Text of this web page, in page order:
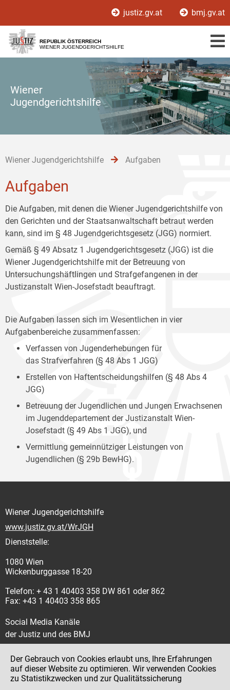
[1]
[2]
[3]
justiz.gv.at bmj.gv.at
REPUBLIK ÖSTERREICH
WIENER JUGENDGERICHTSHILFE
Wiener
Jugendgerichtshilfe
Wiener Jugendgerichtshilfe Aufgaben
Aufgaben
Die Aufgaben, mit denen die Wiener Jugendgerichtshilfe von
den Gerichten und der Staatsanwaltschaft betraut werden
kann, sind im § 48 Jugendgerichtsgesetz (JGG) normiert.
Gemäß § 49 Absatz 1 Jugendgerichtsgesetz (JGG) ist die
Wiener Jugendgerichtshilfe mit der Betreuung von
Untersuchungshäftlingen und Strafgefangenen in der
Justizanstalt Wien-Josefstadt beauftragt.
Die Aufgaben lassen sich im Wesentlichen in vier
Aufgabenbereiche zusammenfassen:
Verfassen von Jugenderhebungen für
das Strafverfahren (§ 48 Abs 1 JGG)
Erstellen von Haftentscheidungshilfen (§ 48 Abs 4
JGG)
Betreuung der Jugendlichen und Jungen Erwachsenen
im Jugenddepartement der Justizanstalt Wien-
Josefstadt (§ 49 Abs 1 JGG), und
Vermittlung gemeinnütziger Leistungen von
Jugendlichen (§ 29b BewHG).
Wiener Jugendgerichtshilfe
www.justiz.gv.at/WrJGH
Dienststelle:
1080 Wien
Wickenburggasse 18-20
Telefon: + 43 1 40403 358 DW 861 oder 862
Fax: +43 1 40403 358 865
Social Media Kanäle
der Justiz und des BMJ
Impressum
Der Gebrauch von Cookies erlaubt uns, Ihre Erfahrungen
auf dieser Website zu optimieren. Wir verwenden Cookies
zu Statistikzwecken und zur Qualitätssicherung